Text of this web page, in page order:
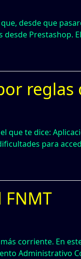
desde que
Prestashop.
que te dice:
para
corriente. En
Administrativo